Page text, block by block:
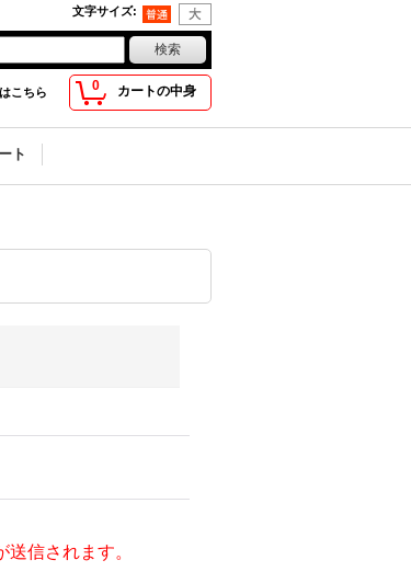
文字サイズ:
0 カートの中身
こちら
ト
信されます。